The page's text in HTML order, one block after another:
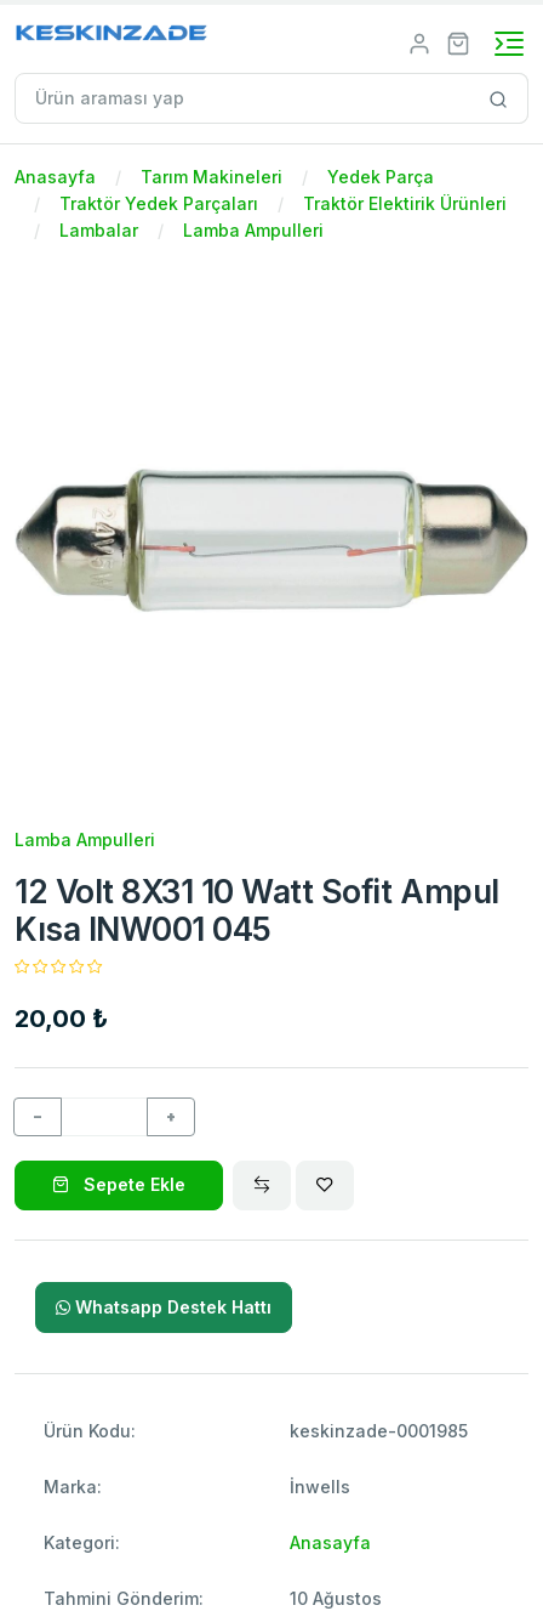
Anasayfa Tarım Makineleri
Yedek Parça
Traktör Yedek Parçaları
Traktör Elektirik Ürünleri
Lambalar
Lamba Ampulleri
Lamba Ampulleri
12 Volt 8X31 10 Watt Sofit Ampul
Kısa INW001 045
20,00 ₺
− +
Sepete Ekle
Whatsapp Destek Hattı
Ürün Kodu: keskinzade-0001985
Marka: İnwells
Kategori: Anasayfa
Tahmini Gönderim: 10 Ağustos